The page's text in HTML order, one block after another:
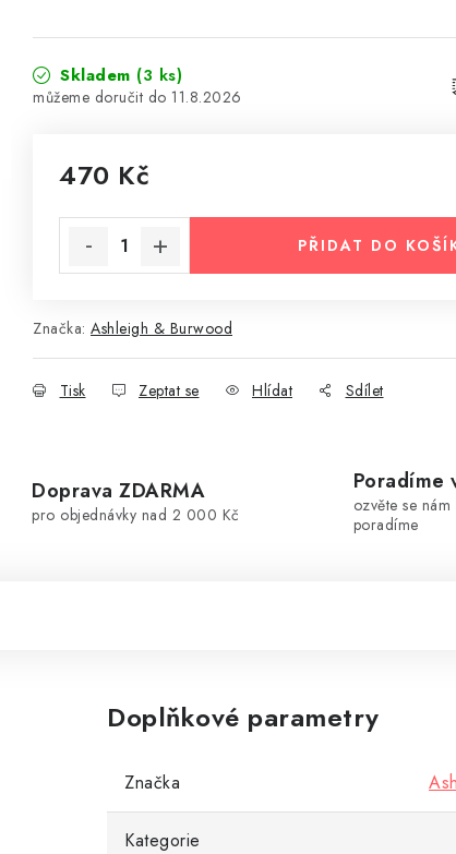
Skladem (3 ks)
11.8.2026
470 Kč
PŘIDAT DO
Značka: Ashleigh & Burwood
Tisk Zeptat se Hlídat Sdílet
Doprava ZDARMA
pro objednávky nad 2 000 Kč
Poradíme
ozvěte se
poradíme
Doplňkové parametry
Značka
Kategorie